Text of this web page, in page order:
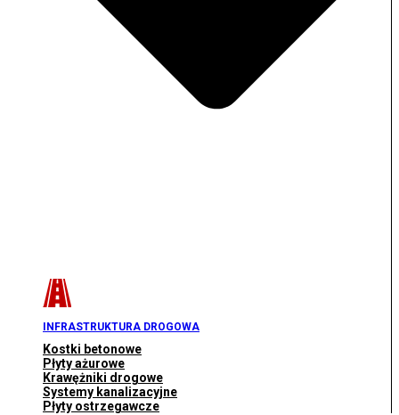
INFRASTRUKTURA DROGOWA
Kostki betonowe
Płyty ażurowe
Krawężniki drogowe
Systemy kanalizacyjne
Płyty ostrzegawcze